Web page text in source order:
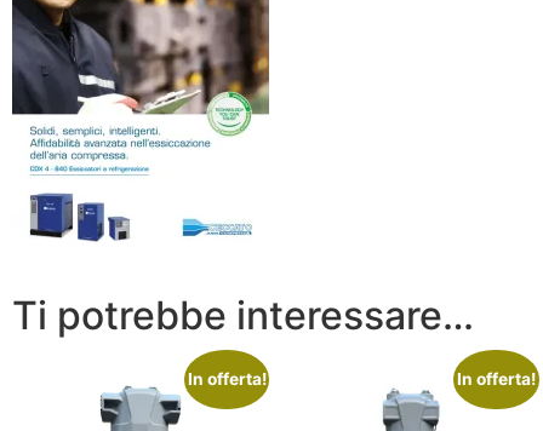
Ti potrebbe interessare…
In offerta! In offerta!